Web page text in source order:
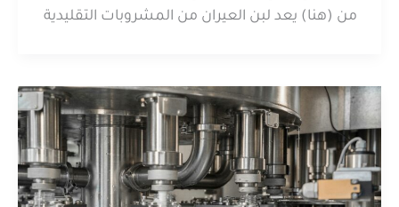
من (هنا) يعد لبن العيران من المشروبات التقليدية